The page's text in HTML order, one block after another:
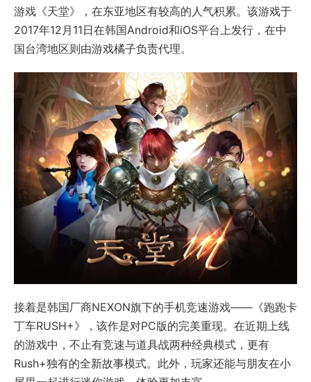
游戏《天堂》，在东亚地区有较高的人气积累。该游戏于
2017年12月11日在韩国Android和iOS平台上发行，在中
国台湾地区则由游戏橘子负责代理。
接着是韩国厂商NEXON旗下的手机竞速游戏——《跑跑卡
丁车RUSH+》，该作是对PC版的完美重现。在近期上线
的游戏中，不止有竞速与道具战两种经典模式，更有
Rush+独有的全新故事模式。此外，玩家还能与朋友在小